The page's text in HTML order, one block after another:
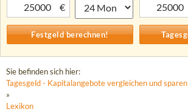
€
Sie befinden sich hier:
Tagesgeld - Kapitalangebote vergleichen und sparen
»
Lexikon